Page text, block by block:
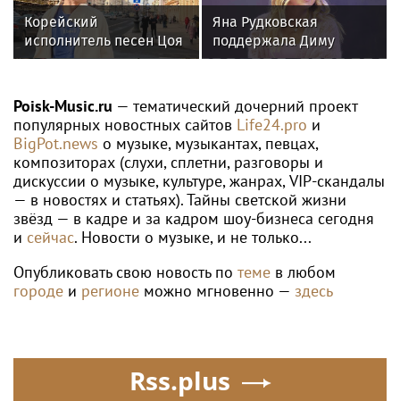
Корейский
исполнитель песен Цоя
Сон Вон Соп захотел
Новгороде
Яна Рудковская
поддержала Диму
Билана после скандала
Poisk-Music.ru — тематический дочерний проект
популярных новостных сайтов Life24.pro и
BigPot.news о музыке, музыкантах, певцах,
композиторах (слухи, сплетни, разговоры и
дискуссии о музыке, культуре, жанрах, VIP-скандалы
— в новостях и статьях). Тайны светской жизни
звёзд — в кадре и за кадром шоу-бизнеса сегодня
и сейчас. Новости о музыке, и не только...
Опубликовать свою новость по теме в любом
городе и регионе можно мгновенно — здесь
Rss.plus